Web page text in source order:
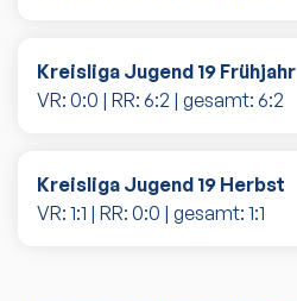
Kreisliga Jugend 19 Frühjahr
VR: 0:0 | RR: 6:2 | gesamt: 6:2
Kreisliga Jugend 19 Herbst
VR: 1:1 | RR: 0:0 | gesamt: 1:1